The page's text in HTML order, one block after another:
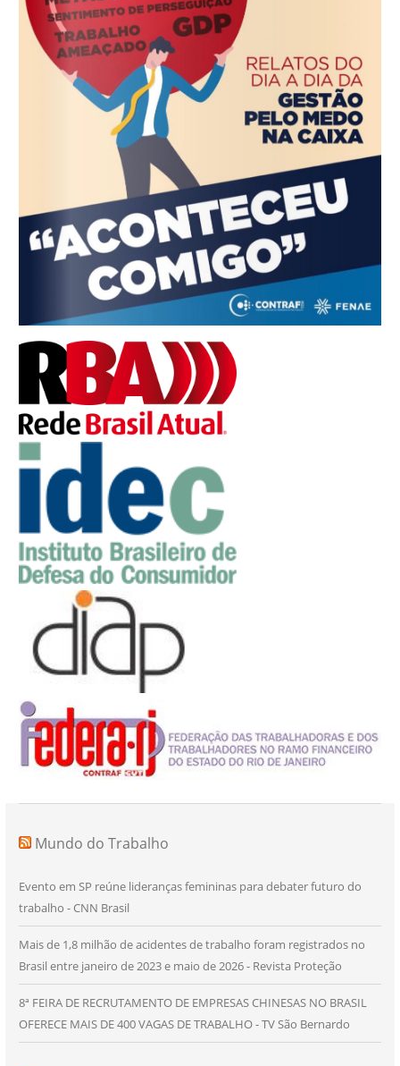
Mundo do Trabalho
Evento em SP reúne lideranças femininas para debater futuro do
trabalho - CNN Brasil
Mais de 1,8 milhão de acidentes de trabalho foram registrados no
Brasil entre janeiro de 2023 e maio de 2026 - Revista Proteção
8ª FEIRA DE RECRUTAMENTO DE EMPRESAS CHINESAS NO BRASIL
OFERECE MAIS DE 400 VAGAS DE TRABALHO - TV São Bernardo